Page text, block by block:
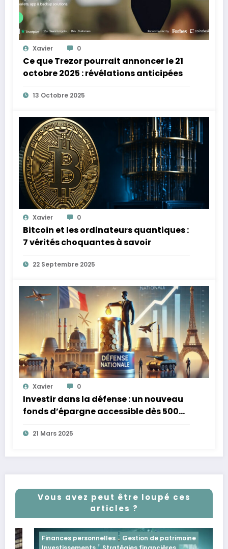
Xavier 0
Ce que Trezor pourrait annoncer le 21
octobre 2025 : révélations anticipées
13 Octobre 2025
Xavier 0
Bitcoin et les ordinateurs quantiques :
7 vérités choquantes à savoir
22 Septembre 2025
Xavier 0
Investir dans la défense : un nouveau
fonds d’épargne accessible dès 500
euros
21 Mars 2025
Vous avez peut être loupé ces
articles ?
Finances personnelles
Gestion de patrimoine